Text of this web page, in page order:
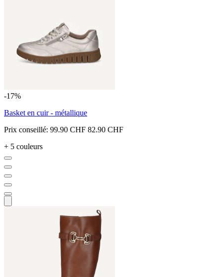
-17%
Basket en cuir - métallique
Prix conseillé: 99.90 CHF 82.90 CHF
+ 5 couleurs